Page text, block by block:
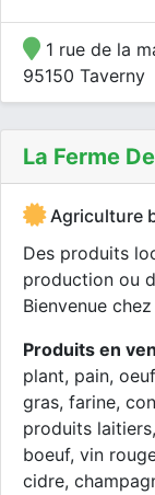
1 rue de la
95150 Taverny
La Ferme
Agriculture
Des produits
production ou
Bienvenue
Produits en
plant, pain,
gras, farine,
produits
boeuf, vin
cidre,